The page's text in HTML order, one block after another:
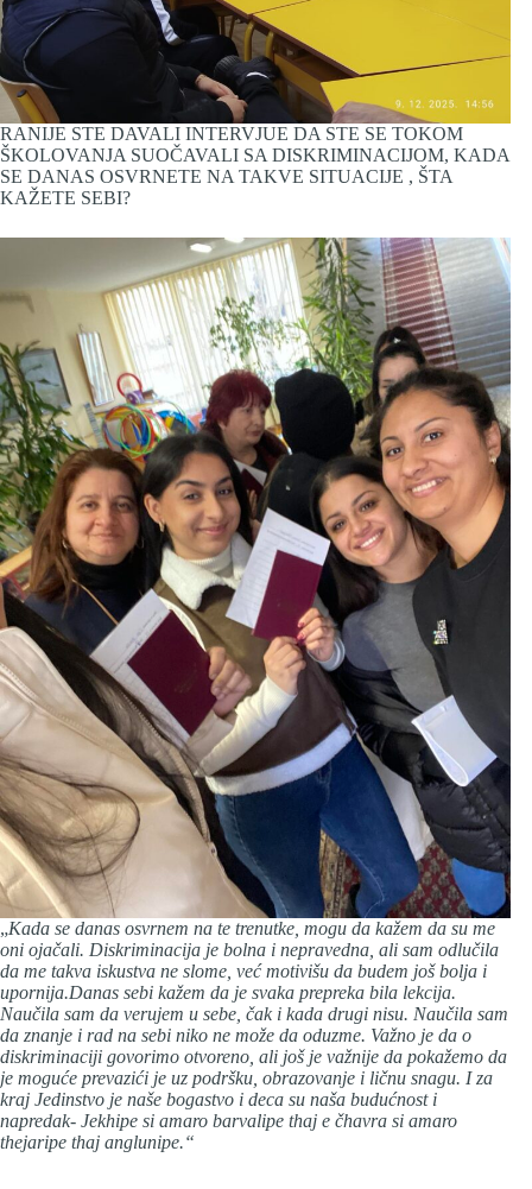
RANIJE STE DAVALI INTERVJUE DA STE SE TOKOM
ŠKOLOVANJA SUOČAVALI SA DISKRIMINACIJOM, KADA
SE DANAS OSVRNETE NA TAKVE SITUACIJE , ŠTA
KAŽETE SEBI?
„Kada se danas osvrnem na te trenutke, mogu da kažem da su me
oni ojačali. Diskriminacija je bolna i nepravedna, ali sam odlučila
da me takva iskustva ne slome, već motivišu da budem još bolja i
upornija.Danas sebi kažem da je svaka prepreka bila lekcija.
Naučila sam da verujem u sebe, čak i kada drugi nisu. Naučila sam
da znanje i rad na sebi niko ne može da oduzme. Važno je da o
diskriminaciji govorimo otvoreno, ali još je važnije da pokažemo da
je moguće prevazići je uz podršku, obrazovanje i ličnu snagu. I za
kraj Jedinstvo je naše bogastvo i deca su naša budućnost i
napredak- Jekhipe si amaro barvalipe thaj e čhavra si amaro
thejaripe thaj anglunipe.“